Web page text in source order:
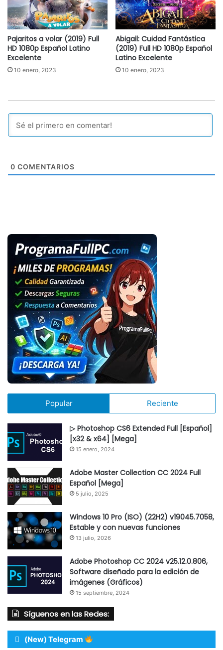
Pajaritos a volar (2019) Full
HD 1080p Español Latino
Excelente
10 enero, 2023
Abigail: Cuidad Fantástica
(2019) Full HD 1080p Español
Latino Excelente
10 enero, 2023
0 COMENTARIOS
Popular Reciente
▷ Photoshop CS6 Extended Full [Español]
[x32 & x64] [Mega]
15 enero, 2024
Adobe Master Collection CC 2024 Full
Español [Mega]
5 julio, 2025
Windows 10 Pro (ISO) (22H2) v19045.7058,
Estable y con nuevas funciones
13 julio, 2026
Adobe Photoshop CC 2024 v25.12.0.806,
Software diseñado para la edición de
imágenes (Gráficos)
15 septiembre, 2024
Síguenos en las Redes:
(New) Telegram